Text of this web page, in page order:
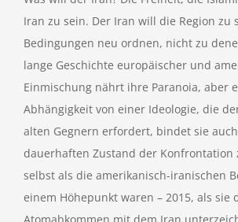
Iran zu sein. Der Iran will die Region zu
Bedingungen neu ordnen, nicht zu
lange Geschichte europäischer und
Einmischung nährt ihre Paranoia, aber
Abhängigkeit von einer Ideologie, die
alten Gegnern erfordert, bindet sie
dauerhaften Zustand der Konfrontation
selbst als die amerikanisch-iranischen
einem Höhepunkt waren – 2015, als sie